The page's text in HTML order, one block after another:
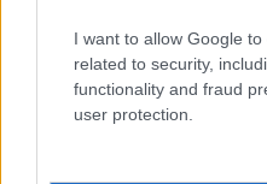
I want to allow Google
related to security,
functionality and fraud
user protection.